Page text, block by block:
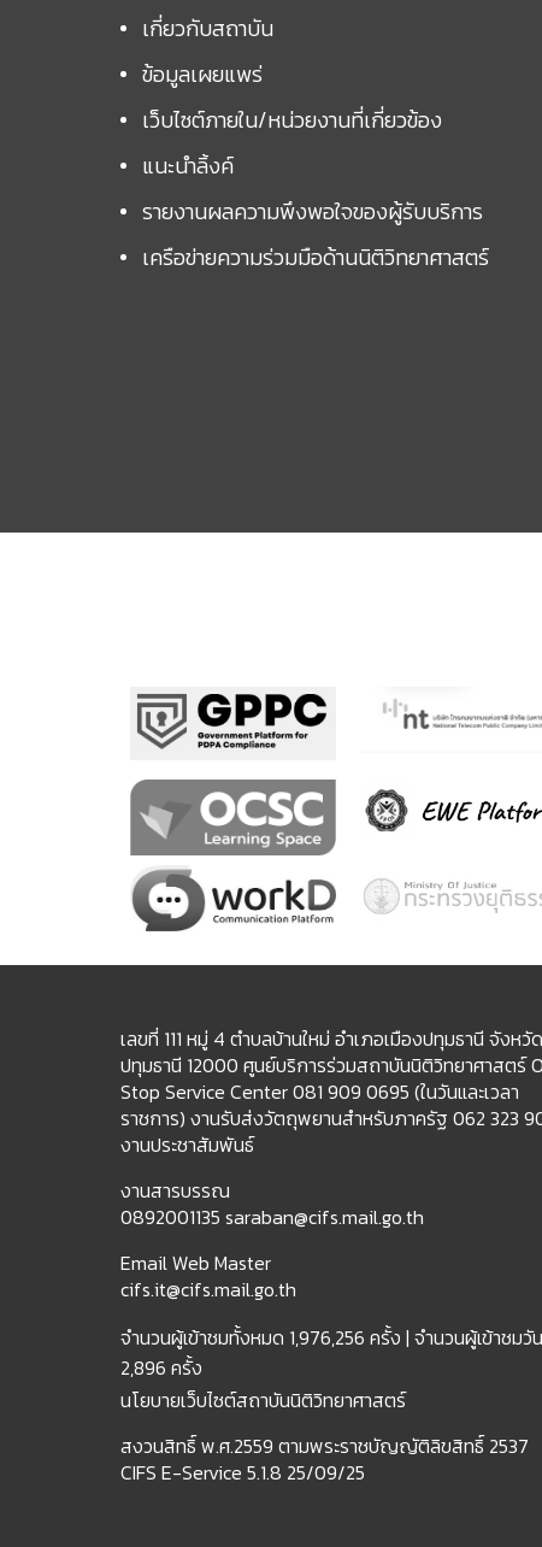
เกี่ยวกับสถาบัน
ข้อมูลเผยแพร่
เว็บไซต์ภายใน/หน่วยงานที่เกี่ยวข้อง
แนะนำลิ้งค์
รายงานผลความพึงพอใจของผู้รับบริการ
เครือข่ายความร่วมมือด้านนิติวิทยาศาสตร์
เลขที่ 111 หมู่ 4 ตำบลบ้านใหม่ อำเภอเมืองปทุมธานี จังหวัด
ปทุมธานี 12000 ศูนย์บริการร่วมสถาบันนิติวิทยาศาสตร์
Stop Service Center 081 909 0695 (ในวันและเวลา
ราชการ) งานรับส่งวัตถุพยานสำหรับภาครัฐ 062 323
งานประชาสัมพันธ์
งานสารบรรณ
0892001135 saraban@cifs.mail.go.th
Email Web Master
cifs.it@cifs.mail.go.th
จำนวนผู้เข้าชมทั้งหมด 1,976,256 ครั้ง | จำนวนผู้เข้าชมวั
2,896 ครั้ง
นโยบายเว็บไซต์สถาบันนิติวิทยาศาสตร์
สงวนสิทธิ์ พ.ศ.2559 ตามพระราชบัญญัติลิขสิทธิ์ 2537
CIFS E-Service 5.1.8 25/09/25